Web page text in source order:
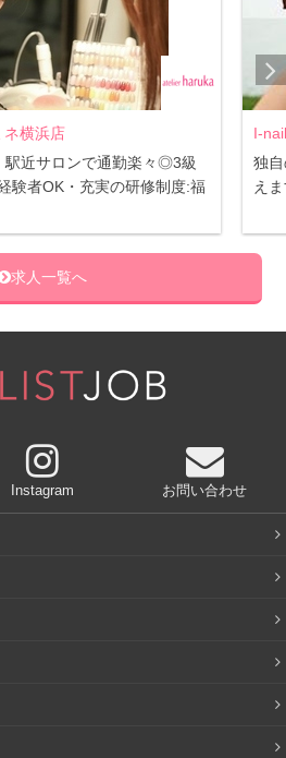
横浜店
駅近サロンで通勤楽々◎3級
験者OK・充実の研修制度:福
I-
独
え
求人一覧へ
Instagram お問い合わせ